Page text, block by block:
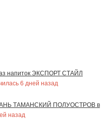
напиток ЭКСПОРТ СТАЙЛ
6 дней назад
ТАМАНСКИЙ ПОЛУОСТРОВ в
назад